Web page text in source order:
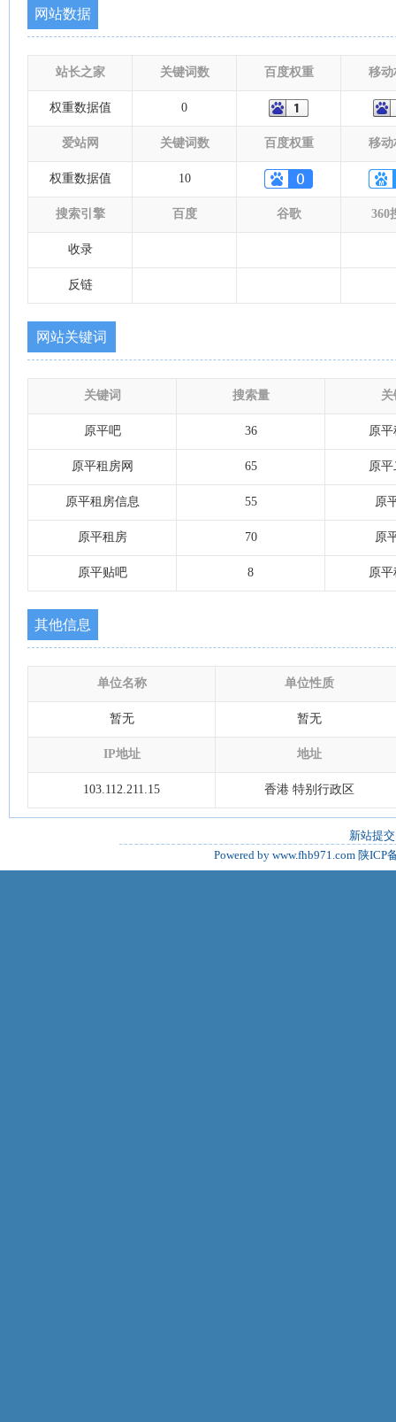
网站数据
站长之家 关键词数 百度权重 移动
权重数据值 0
爱站网 关键词数 百度权重 移动
权重数据值 10
搜索引擎 百度 谷歌 360
收录
反链
网站关键词
关键词 搜索量 关
原平吧 36 原
原平租房网 65 原
原平租房信息 55 原
原平租房 70 原
原平贴吧 8 原
其他信息
单位名称 单位性质
暂无 暂无
IP地址 地址
103.112.211.15 香港 特别行政区
新站提交
Powered by www.fhb971.com 陕ICP